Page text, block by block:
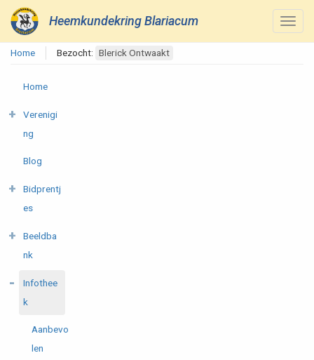
Heemkundekring Blariacum
Home Bezocht: Blerick Ontwaakt
Home
Verenigi
ng
Blog
Bidprentj
es
Beeldba
nk
Infothee
k
Aanbevo
len